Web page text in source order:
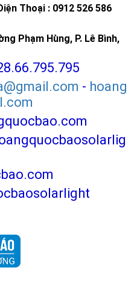
tế từ kinh nghiệm
Thoại : 0912 526 586
Phạm Hùng, P. Lê Bình,
- hoang